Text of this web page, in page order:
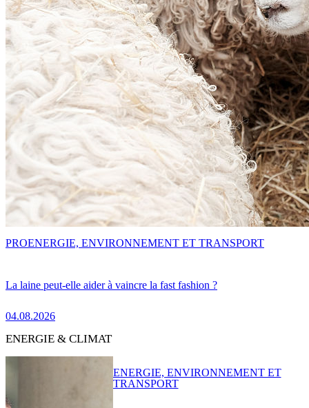
La laine peut-elle aider à vaincre la fast fashion ?
04.08.2026
PROENERGIE, ENVIRONNEMENT ET TRANSPORT
ENERGIE & CLIMAT
ENERGIE, ENVIRONNEMENT ET
TRANSPORT